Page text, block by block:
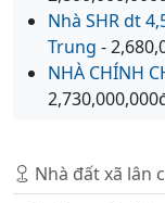
Nhà SHR dt
Trung -
NHÀ CHÍNH
Nhà đất xã lân